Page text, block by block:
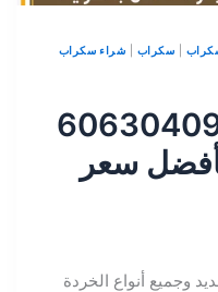
| سكراب| شراء سكراب
سعر
وجميع أنواع الخردة